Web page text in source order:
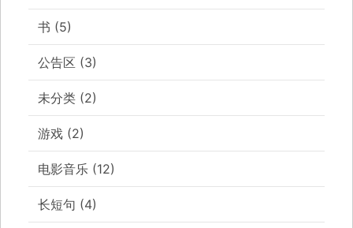
书 (5)
公告区 (3)
未分类 (2)
游戏 (2)
电影音乐 (12)
长短句 (4)